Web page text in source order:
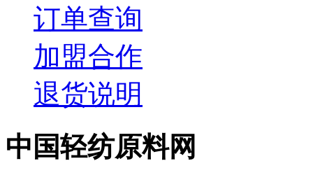
订单查询
加盟合作
退货说明
中国轻纺原料网